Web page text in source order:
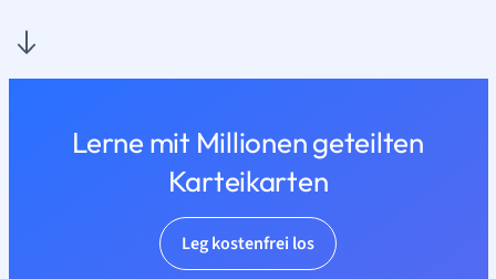
Lerne mit Millionen geteilten
Karteikarten
Leg kostenfrei los